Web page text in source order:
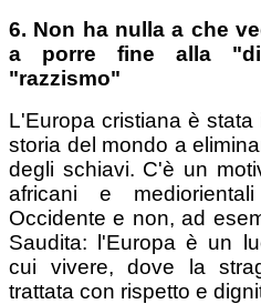
6. Non ha nulla a che
a porre fine alla
"razzismo"
L'Europa cristiana è
storia del mondo a
degli schiavi. C'è un
africani e
Occidente e non, ad
Saudita: l'Europa è un
cui vivere, dove la
trattata con rispetto e